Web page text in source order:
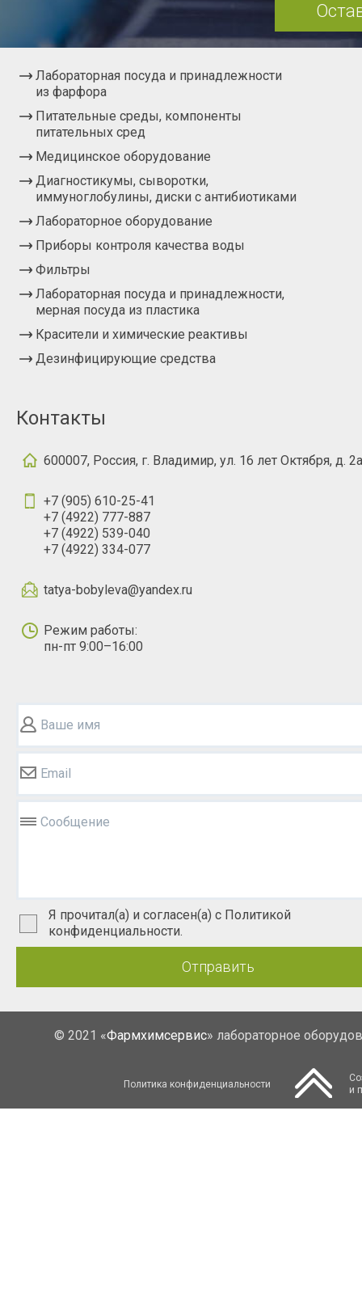
Лабораторная посуда и принадлежности
из фарфора
Питательные среды, компоненты
питательных сред
Медицинское оборудование
Диагностикумы, сыворотки,
иммуноглобулины, диски с антибиотиками
Лабораторное оборудование
Приборы контроля качества воды
Фильтры
Лабораторная посуда и принадлежности,
мерная посуда из пластика
Красители и химические реактивы
Дезинфицирующие средства
Контакты
600007, Россия, г. Владимир, ул. 16 лет Октября, д. 2а
+7 (905) 610-25-41
+7 (4922) 777-887
+7 (4922) 539-040
+7 (4922) 334-077
tatya-bobyleva@yandex.ru
Режим работы:
пн-пт 9:00–16:00
Ваше имя
Email
Сообщение
Я прочитал(а) и согласен(а) с Политикой
конфиденциальности.
Отправить
© 2021 «Фармхимсервис» лабораторное
Политика конфиденциальности
и